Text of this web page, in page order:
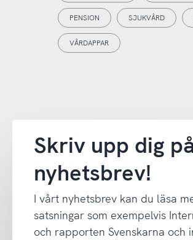
PENSION SJUKVÅRD
VÅRDAPPAR
Skriv upp dig
nyhetsbrev!
I vårt nyhetsbrev kan du läsa
satsningar som exempelvis
och rapporten Svenskarna och